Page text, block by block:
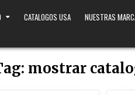
CATALOGOS USA NUESTRAS
mostrar